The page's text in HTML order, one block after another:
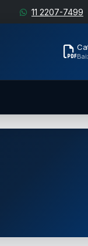
11 2207-7499